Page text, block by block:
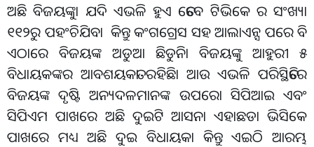
ଅଛି ବିଜୟଙ୍କୁା ଯଦି ଏଭଳି ହୁଏ ତେବେ ଟିଭିକେ ର ସଂଖ୍ୟା
୧୧୨ରୁ ପହଂଚିଯିବା କିନ୍ତୁ କଂଗଗ୍ରେସ ସହ ଆଲାଏନ୍ସ ପରେ ବି
ଏଠାରେ ବିଜୟଙ୍କ ଅଡୁଆ ଛିଡୁନିା ବିଜୟଙ୍କୁ ଆହୁରୀ ୫
ବିଧାୟକଙ୍କର ଆବଶୟକତା ରହିଛିା ଆଉ ଏଭଳି ପରିସ୍ଥିତିରେ
ବିଜୟଙ୍କ ଦୃଷ୍ଟି ଅନ୍ୟଦଳମାନଙ୍କ ଉପରୋ ସିପିଆଇ ଏବଂ
ସିପିଏମ ପାଖରେ ଅଛି ଦୁଇଟି ଆସନା ଏହାଛଡା ଭିସିକେ
ପାଖରେ ମଧ୍ୟ ଅଛି ଦୁଇ ବିଧାୟକା କିନ୍ତୁ ଏଇଠି ଆରମ୍ଭ